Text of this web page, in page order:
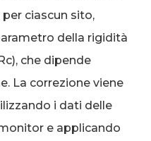
ciascun sito,
della rigidità
che dipende
La correzione viene
i dati delle
e applicando